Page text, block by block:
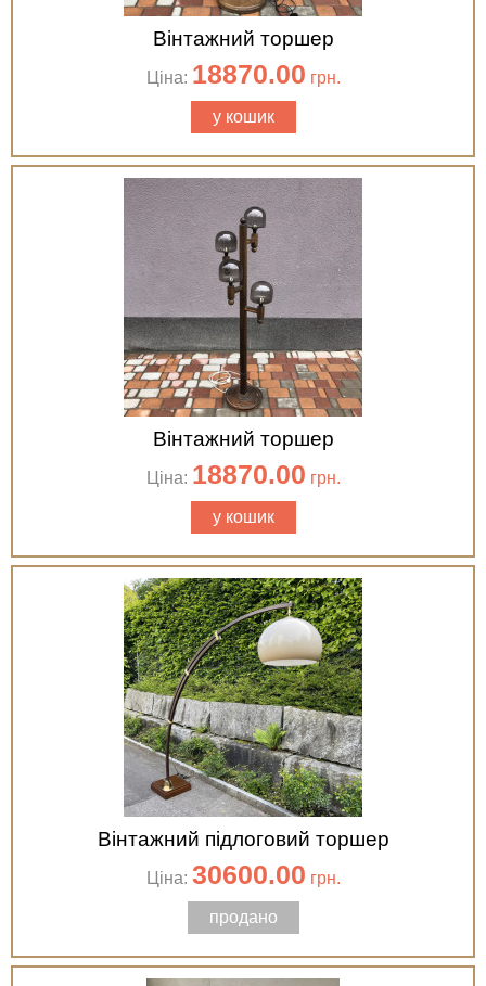
Вінтажний торшер
Ціна: 18870.00 грн.
у кошик
Вінтажний торшер
Ціна: 18870.00 грн.
у кошик
Вінтажний підлоговий торшер
Ціна: 30600.00 грн.
продано